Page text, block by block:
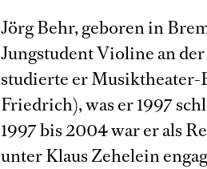
Jörg Behr, geboren in
Jungstudent Violine an
studierte er
Friedrich), was er 1997
1997 bis 2004 war er als
unter Klaus Zehelein